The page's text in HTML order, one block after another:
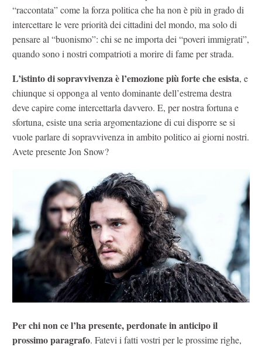
“raccontata” come la forza politica che ha non è più in grado di
intercettare le vere priorità dei cittadini del mondo, ma solo di
pensare al “buonismo”: chi se ne importa dei “poveri immigrati”,
quando sono i nostri compatrioti a morire di fame per strada.
L’istinto di sopravvivenza è l’emozione più forte che esista, e
chiunque si opponga al vento dominante dell’estrema destra
deve capire come intercettarla davvero. E, per nostra fortuna e
sfortuna, esiste una seria argomentazione di cui disporre se si
vuole parlare di sopravvivenza in ambito politico ai giorni nostri.
Avete presente Jon Snow?
Per chi non ce l’ha presente, perdonate in anticipo il
prossimo paragrafo. Fatevi i fatti vostri per le prossime righe,